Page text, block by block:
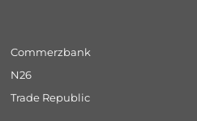
Commerzbank
N26
Trade Republic